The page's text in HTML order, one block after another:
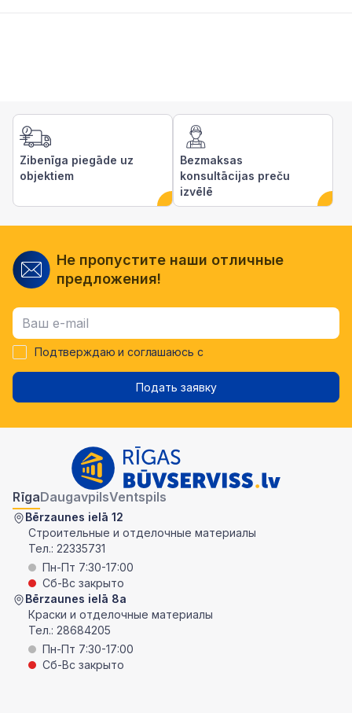
Zibenīga piegāde uz
objektiem
Bezmaksas
konsultācijas preču
izvēlē
Не пропустите наши отличные
предложения!
Подтверждаю и соглашаюсь с
Подать заявку
RīgaDaugavpilsVentspils
Bērzaunes ielā 12
Строительные и отделочные материалы
Тел.: 22335731
Пн-Пт 7:30-17:00
Сб-Вс закрыто
Bērzaunes ielā 8a
Краски и отделочные материалы
Тел.: 28684205
Пн-Пт 7:30-17:00
Сб-Вс закрыто